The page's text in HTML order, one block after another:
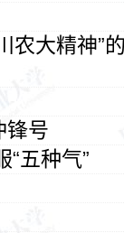
农大精神”
锋号
五种气”